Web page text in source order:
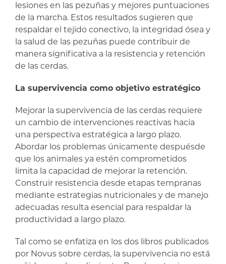
lesiones en las pezuñas y mejores puntuaciones
de la marcha. Estos resultados sugieren que
respaldar el tejido conectivo, la integridad ósea y
la salud de las pezuñas puede contribuir de
manera significativa a la resistencia y retención
de las cerdas.
La supervivencia como objetivo estratégico
Mejorar la supervivencia de las cerdas requiere
un cambio de intervenciones reactivas hacia
una perspectiva estratégica a largo plazo.
Abordar los problemas únicamente despuésde
que los animales ya estén comprometidos
limita la capacidad de mejorar la retención.
Construir resistencia desde etapas tempranas
mediante estrategias nutricionales y de manejo
adecuadas resulta esencial para respaldar la
productividad a largo plazo.
Tal como se enfatiza en los dos libros publicados
por Novus sobre cerdas, la supervivencia no está